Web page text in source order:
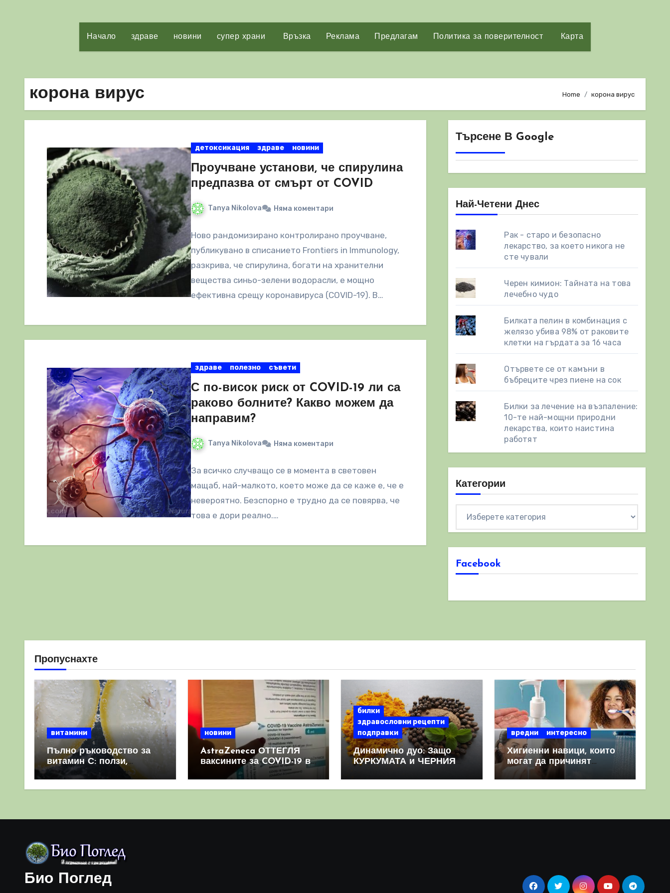
Начало здраве новини супер храни Връзка Реклама Предлагам Политика за поверителност Карта
корона вирус Home корона вирус
детоксикация здраве новини
Проучване установи, че спирулина
предпазва от смърт от COVID
Tanya Nikolova Няма коментари
Ново рандомизирано контролирано проучване,
публикувано в списанието Frontiers in Immunology,
разкрива, че спирулина, богати на хранителни
вещества синьо-зелени водорасли, е мощно
ефективна срещу коронавируса (COVID-19). В
здраве полезно съвети
С по-висок риск от COVID-19 ли са
раково болните? Какво можем да
направим?
Tanya Nikolova Няма коментари
За всичко случващо се в момента в световен
мащаб, най-малкото, което може да се каже е, че е
невероятно. Безспорно е трудно да се повярва, че
това е дори реално.…
Търсене В Google
Най-Четени Днес
Рак - старо и безопасно
лекарство, за което никога не
сте чували
Черен кимион: Тайната на това
лечебно чудо
Билката пелин в комбинация с
желязо убива 98% от раковите
клетки на гърдата за 16 часа
Отървете се от камъни в
бъбреците чрез пиене на сок
Билки за лечение на възпаление:
10-те най-мощни природни
лекарства, които наистина
работят
Категории
Facebook
Пропуснахте
витамини
Пълно ръководство за
витамин С: ползи,
източници и защо е
важен за имунната
новини
AstraZeneca ОТТЕГЛЯ
ваксините за COVID-19 в
световен мащаб, след
като призна, че те
билки
здравословни рецепти
подправки
Динамично дуо: Защо
КУРКУМАТА и ЧЕРНИЯ
комбинация
вредни интересно
Хигиенни навици, които
могат да причинят
повече вреда, отколкото
полза
Био Поглед